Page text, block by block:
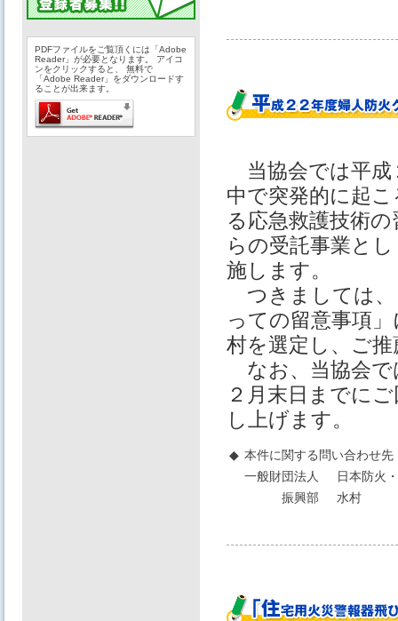
PDFファイルをご覧頂くには「Adobe
Reader」が必要となります。 アイコ
ンをクリックすると、 無料で
「Adobe Reader」をダウンロードす
ることが出来ます。
当協会では平成
中で突発的に起
る応急救護技術
らの受託事業と
施します。
つきましては、
っての留意事項
村を選定し、ご
なお、当協会で
２⽉末⽇までに
し上げます。
◆ 本件に関する問い合わせ先
一般財団法人
日本防火
振興部
水村